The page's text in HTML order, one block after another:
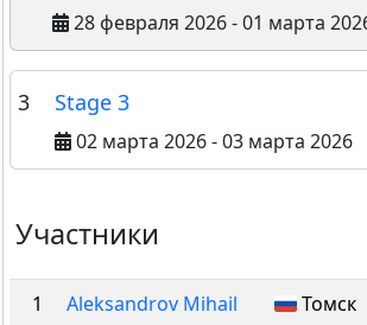
28 февраля 2026 - 01 марта
3 Stage 3
02 марта 2026 - 03 марта 2026
Участники
1 Aleksandrov Mihail
Томск